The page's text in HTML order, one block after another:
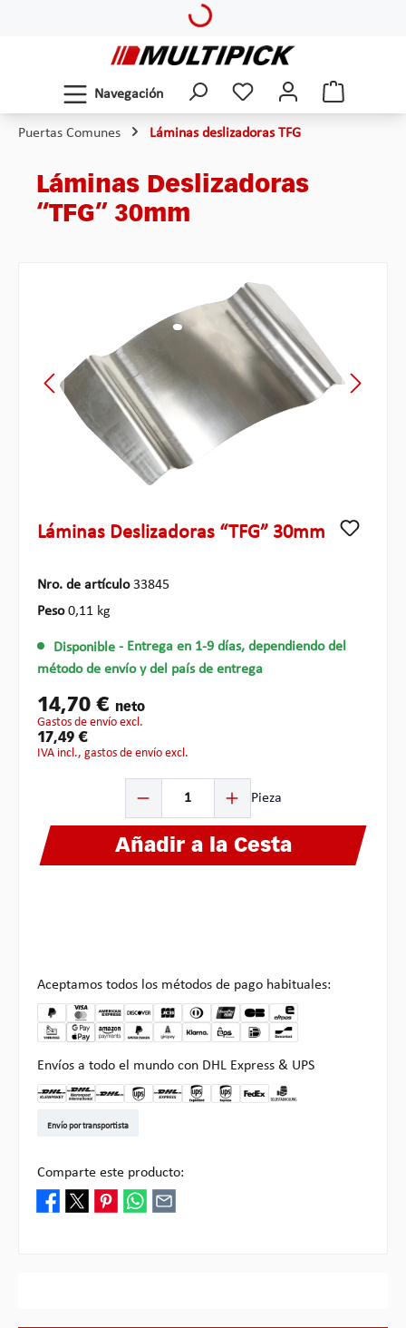
Loading...
Navegación
Puertas Comunes Láminas deslizadoras TFG
Láminas Deslizadoras
“TFG” 30mm
Láminas Deslizadoras “TFG” 30mm
Nro. de artículo33845
Peso0,11 kg
Disponible - Entrega en 1-9 días, dependiendo del
método de envío y del país de entrega
14,70 € neto
gastos de envío excl.
17,49 €
IVA incl., gastos de envío excl.
Pieza
Añadir a la Cesta
Aceptamos todos los métodos de pago habituales:
Envíos a todo el mundo con DHL Express & UPS
Envío por transportista
Comparte este producto: